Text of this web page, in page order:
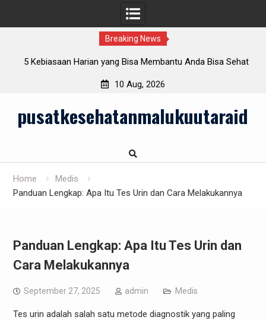
Breaking News
5 Kebiasaan Harian yang Bisa Membantu Anda Bisa Sehat
10 Aug, 2026
contentpusatkesehatanmalukuutaraid
Home
Medis
Panduan Lengkap: Apa Itu Tes Urin dan Cara Melakukannya
Panduan Lengkap: Apa Itu Tes Urin dan
Cara Melakukannya
September 27, 2025 admin Medis
Tes urin adalah salah satu metode diagnostik yang paling